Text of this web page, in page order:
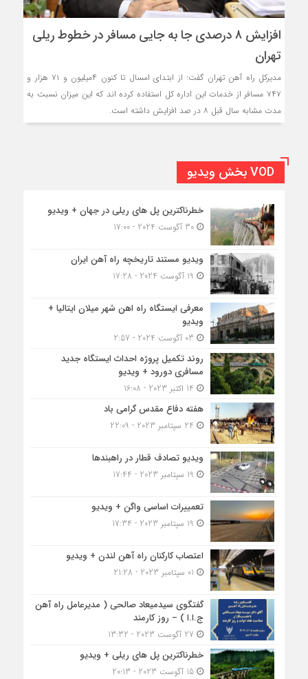
افزایش ۸ درصدی جا به جایی مسافر در خطوط ریلی
تهران
مدیرکل راه آهن تهران گفت: از ابتدای امسال تا کنون ۴میلیون و ۷۱ هزار و
۷۴۷ مسافر از خدمات این اداره کل استفاده کرده اند که این میزان نسبت به
مدت مشابه سال قبل ۸ در صد افزایش داشته است.
VOD بخش ویدیو
خطرناکترین پل های ریلی در جهان + ویدیو
30 آگوست 2024 - 17:00
ویدیو مستند تاریخچه راه آهن ایران
معرفی ایستگاه راه اهن شهر میلان ایتالیا +
ویدیو
روند تکمیل پروژه احداث ایستگاه جدید
مسافری دورود + ویدیو
هفته دفاع مقدس گرامی باد
ویدیو تصادف قطار در راهبندها
تعمییرات اساسی واگن + ویدیو
اعتصاب کارکنان راه آهن لندن + ویدیو
گفتگوی سیدمیعاد صالحی ( مدیرعامل راه آهن
ج.ا.ا ) – روز کارمند
خطرناکترین پل های ریلی + ویدیو
15 آگوست 2023 - 20:13